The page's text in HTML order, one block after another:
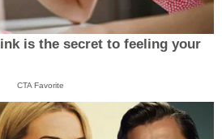
is the secret to feeling your
CTA Favorite